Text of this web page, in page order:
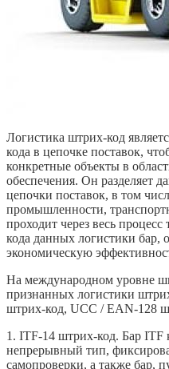
Логистика штрих-код
кода в цепочке поставок,
конкретные объекты в
обеспечения. Он разделяет
цепочки поставок, в том
промышленности,
проходит через весь
кода данных логистики бар,
экономическую
На международном уровне
признанных логистики
штрих-код, UCC / EAN-128
1. ITF-14 штрих-код. Бар ITF
непрерывный тип,
самопроверки, а также бар,